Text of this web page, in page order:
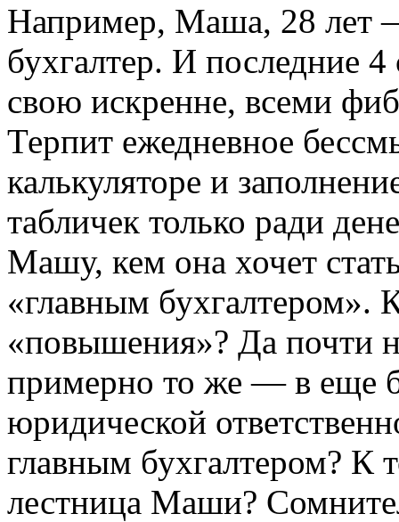
Например, Маша, 28 лет
бухгалтер. И последние
свою искренне, всеми
Терпит ежедневное
калькуляторе и
табличек только ради
Машу, кем она хочет
«главным бухгалтером».
«повышения»? Да почти
примерно то же — в еще
юридической
главным бухгалтером? К
лестница Маши?